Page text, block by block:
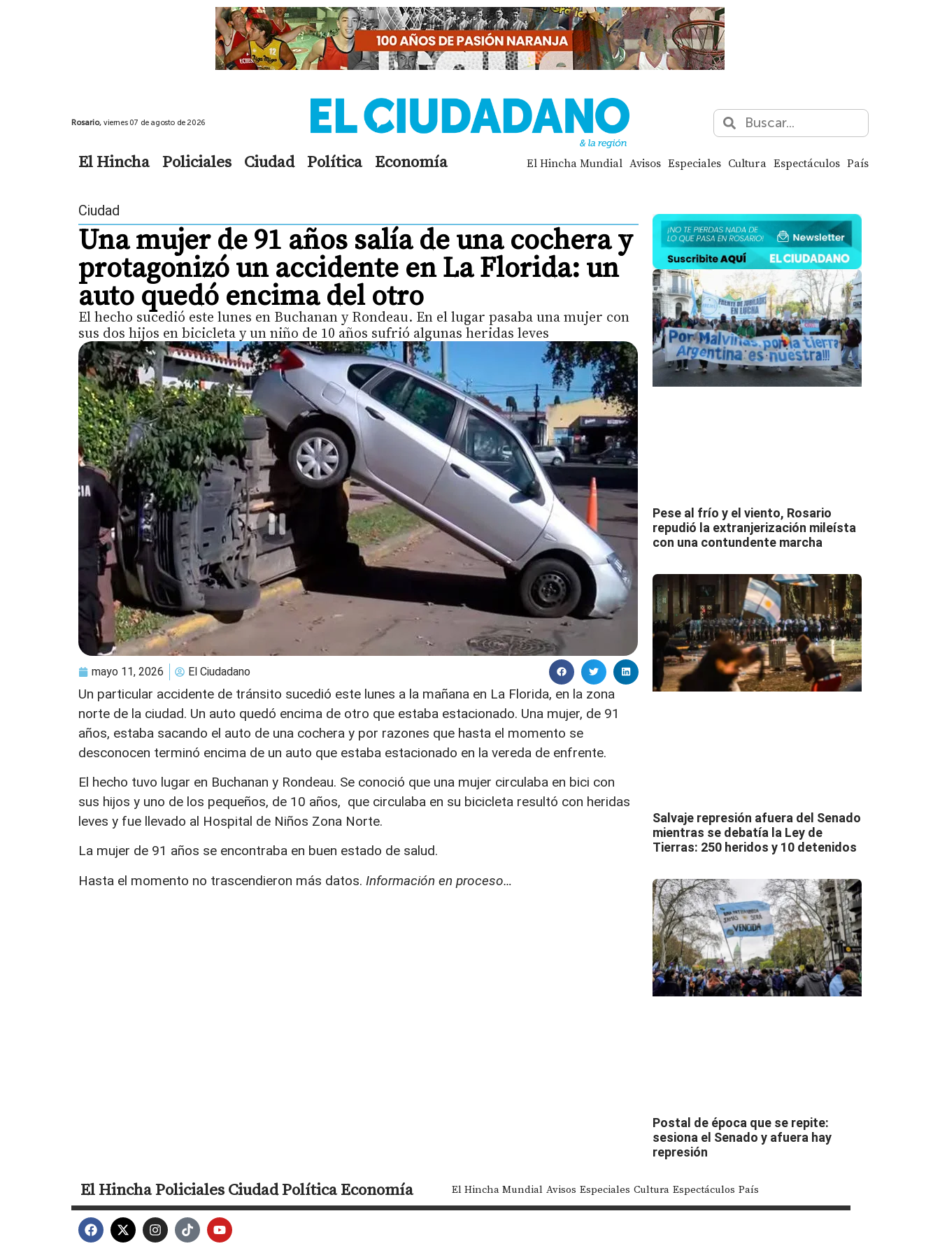
Rosario, viernes 07 de agosto de 2026
El Hincha Policiales Ciudad Política Economía El Hincha Mundial Avisos Especiales Cultura Espectáculos País
Ciudad
Una mujer de 91 años salía de una cochera y
protagonizó un accidente en La Florida: un
auto quedó encima del otro
El hecho sucedió este lunes en Buchanan y Rondeau. En el lugar pasaba una mujer con
sus dos hijos en bicicleta y un niño de 10 años sufrió algunas heridas leves
mayo 11, 2026 El Ciudadano
Un particular accidente de tránsito sucedió este lunes a la mañana en La Florida, en la zona
norte de la ciudad. Un auto quedó encima de otro que estaba estacionado. Una mujer, de 91
años, estaba sacando el auto de una cochera y por razones que hasta el momento se
desconocen terminó encima de un auto que estaba estacionado en la vereda de enfrente.
El hecho tuvo lugar en Buchanan y Rondeau. Se conoció que una mujer circulaba en bici con
sus hijos y uno de los pequeños, de 10 años, que circulaba en su bicicleta resultó con heridas
leves y fue llevado al Hospital de Niños Zona Norte.
La mujer de 91 años se encontraba en buen estado de salud.
Hasta el momento no trascendieron más datos. Información en proceso…
Pese al frío y el viento, Rosario
repudió la extranjerización mileísta
con una contundente marcha
Salvaje represión afuera del Senado
mientras se debatía la Ley de
Tierras: 250 heridos y 10 detenidos
Postal de época que se repite:
sesiona el Senado y afuera hay
represión
El HinchaPolicialesCiudadPolíticaEconomía El Hincha Mundial Avisos Especiales Cultura Espectáculos País